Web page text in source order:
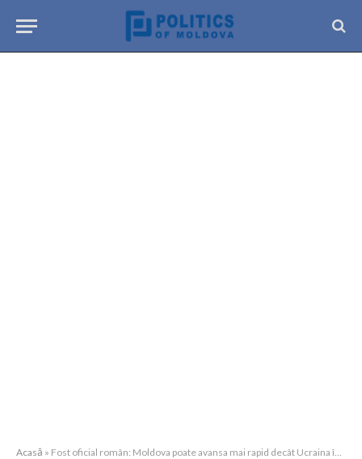
Acasă » Fost oficial român: Moldova poate avansa mai rapid decât Ucraina în procesul de aderare